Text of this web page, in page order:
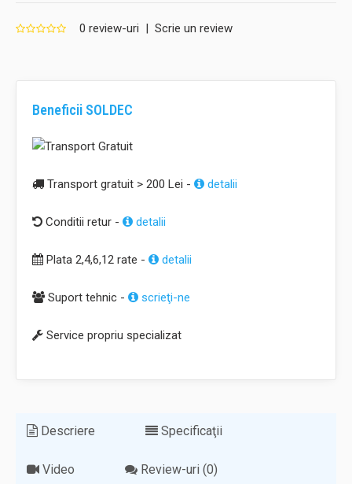
0 review-uri | Scrie un review
Beneficii SOLDEC
Transport gratuit > 200 Lei - detalii
Conditii retur - detalii
Plata 2,4,6,12 rate - detalii
Suport tehnic - scrieţi-ne
Service propriu specializat
Descriere Specificaţii
Video Review-uri (0)